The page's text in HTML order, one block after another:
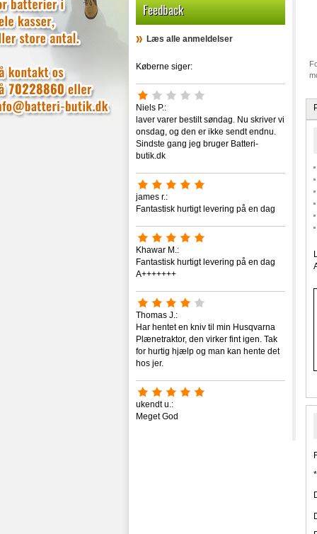
Feedback
Læs alle anmeldelser
Køberne siger:
Niels P.:
laver varer bestilt søndag. Nu skriver vi
onsdag, og den er ikke sendt endnu.
Sindste gang jeg bruger Batteri-
butik.dk
james r.:
Fantastisk hurtigt levering på en dag
Khawar M.:
Fantastisk hurtigt levering på en dag
A+++++++
Thomas J.:
Har hentet en kniv til min Husqvarna
Plænetraktor, den virker fint igen. Tak
for hurtig hjælp og man kan hente det
hos jer.
ukendt u.:
Meget God